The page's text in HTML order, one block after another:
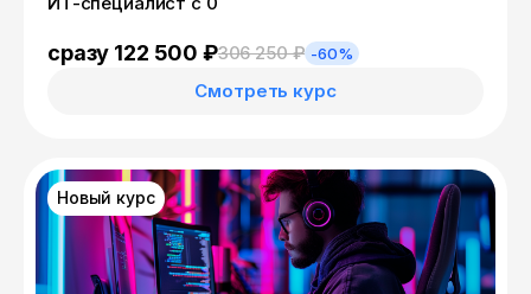
сразу 122 500 ₽306 250 ₽ -60%
Смотреть курс
Новый курс